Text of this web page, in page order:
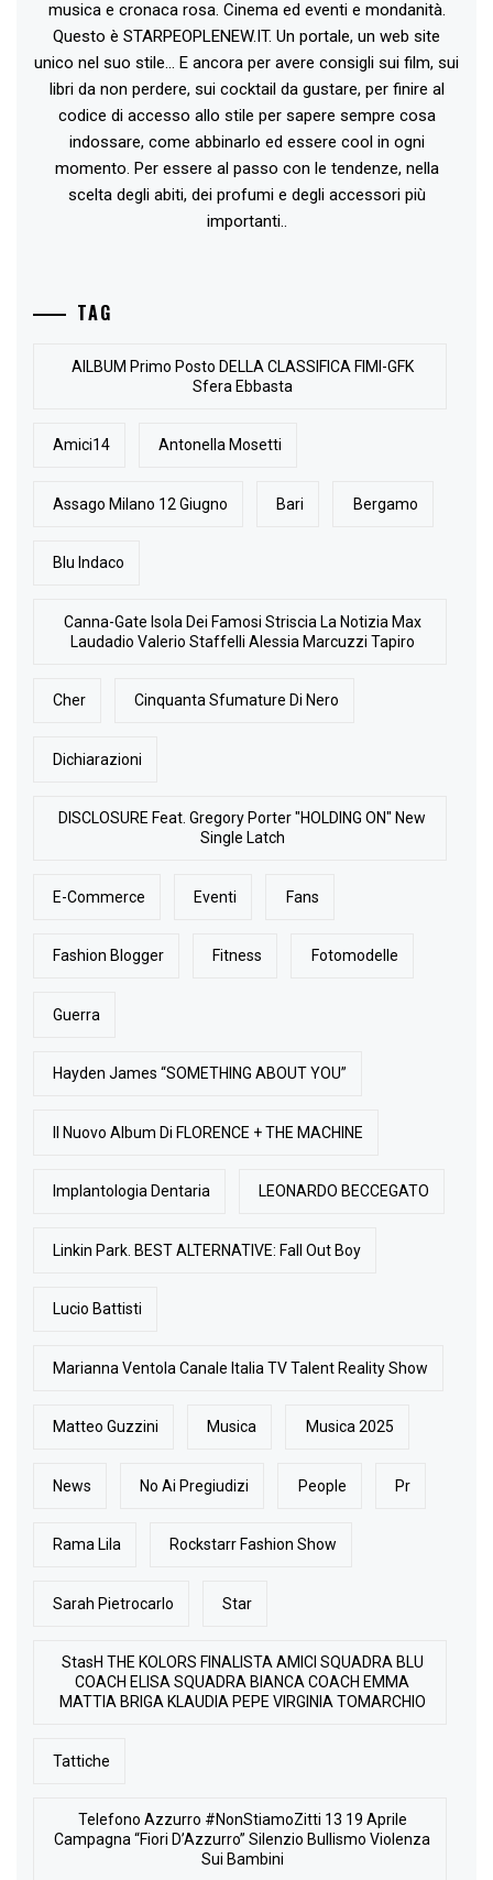
musica e cronaca rosa. Cinema ed eventi e mondanità.
Questo è STARPEOPLENEW.IT. Un portale, un web site
unico nel suo stile... E ancora per avere consigli sui film, sui
libri da non perdere, sui cocktail da gustare, per finire al
codice di accesso allo stile per sapere sempre cosa
indossare, come abbinarlo ed essere cool in ogni
momento. Per essere al passo con le tendenze, nella
scelta degli abiti, dei profumi e degli accessori più
importanti..
TAG
AlLBUM Primo Posto DELLA CLASSIFICA FIMI-GFK
Sfera Ebbasta
Amici14 Antonella Mosetti
Assago Milano 12 Giugno Bari Bergamo
Blu Indaco
Canna-Gate Isola Dei Famosi Striscia La Notizia Max
Laudadio Valerio Staffelli Alessia Marcuzzi Tapiro
Cher Cinquanta Sfumature Di Nero
Dichiarazioni
DISCLOSURE Feat. Gregory Porter "HOLDING ON" New
Single Latch
E-Commerce Eventi Fans
Fashion Blogger Fitness Fotomodelle
Guerra
Hayden James “SOMETHING ABOUT YOU”
Il Nuovo Album Di FLORENCE + THE MACHINE
Implantologia Dentaria LEONARDO BECCEGATO
Linkin Park. BEST ALTERNATIVE: Fall Out Boy
Lucio Battisti
Marianna Ventola Canale Italia TV Talent Reality Show
Matteo Guzzini Musica Musica 2025
News No Ai Pregiudizi People Pr
Rama Lila Rockstarr Fashion Show
Sarah Pietrocarlo Star
StasH THE KOLORS FINALISTA AMICI SQUADRA BLU
COACH ELISA SQUADRA BIANCA COACH EMMA
MATTIA BRIGA KLAUDIA PEPE VIRGINIA TOMARCHIO
Tattiche
Telefono Azzurro #NonStiamoZitti 13 19 Aprile
Campagna “Fiori D’Azzurro” Silenzio Bullismo Violenza
Sui Bambini